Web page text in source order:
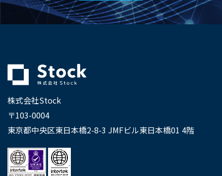
株式会社Stock
〒103-0004
東京都中央区東日本橋2-8-3 JMFビル東日本橋01 4階